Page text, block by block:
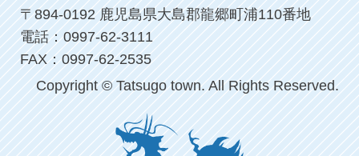
〒894-0192 鹿児島県大島郡龍郷町浦110番地
電話：0997-62-3111
FAX：0997-62-2535
Copyright © Tatsugo town. All Rights Reserved.